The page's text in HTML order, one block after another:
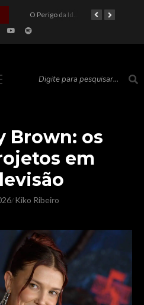
O Perigo da Ideologia Desenfreada na Justiça: Quando a Pauta Política Substitui a Pena Criminal
Brown: os
em
/ Kiko Ribeiro